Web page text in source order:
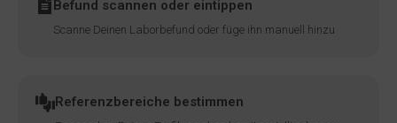
Befund scannen oder eintippen
Scanne Deinen Laborbefund oder füge ihn manuell hinzu
Referenzbereiche bestimmen